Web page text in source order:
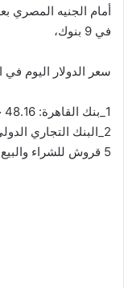
أمام الجنيه المصري
في 9 بنوك،
سعر الدولار اليوم في
1_بنك القاهرة: 48.16 جنيه للشراء، 48.26 جنيه للبيع.
5 قروش للشراء والبيع.